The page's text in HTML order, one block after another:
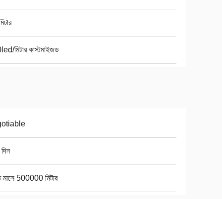
মিটার কাস্টমাইজড
মাসে 500000 মিটার